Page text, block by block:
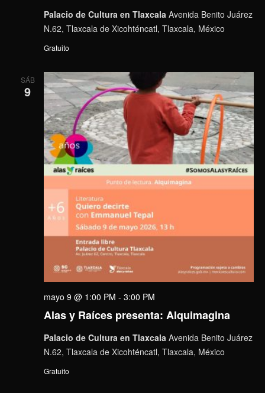
Palacio de Cultura en Tlaxcala Avenida Benito Juárez
N.62, Tlaxcala de Xicohténcatl, Tlaxcala, México
Gratuito
SÁB
9
Alas y Raíces presenta: Alquimagina
mayo 9 @ 1:00 PM - 3:00 PM
Palacio de Cultura en Tlaxcala Avenida Benito Juárez
N.62, Tlaxcala de Xicohténcatl, Tlaxcala, México
Gratuito